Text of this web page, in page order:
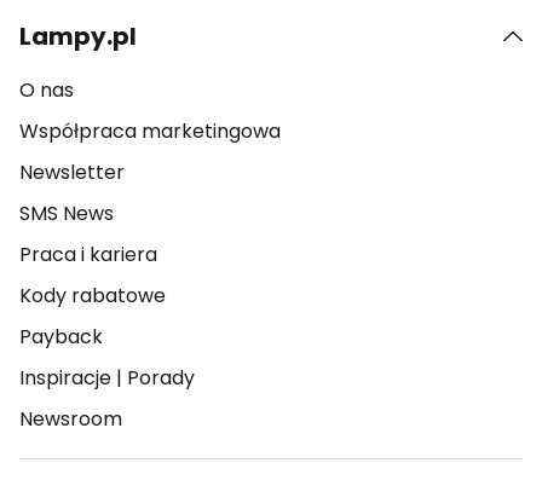
Lampy.pl
O nas
Współpraca marketingowa
Newsletter
SMS News
Praca i kariera
Kody rabatowe
Payback
Inspiracje | Porady
Newsroom